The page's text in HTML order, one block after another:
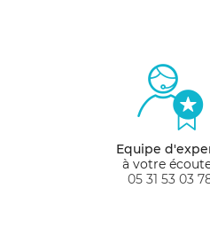
Equipe
à votre
05 31 53 03